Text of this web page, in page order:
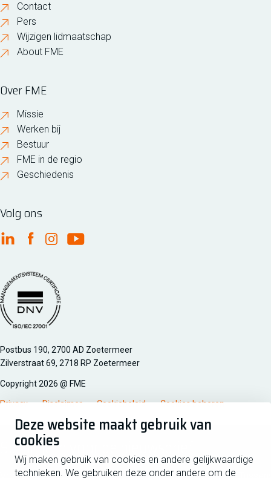
Deze website maakt gebruik van
cookies
Wij maken gebruik van cookies en andere gelijkwaardige
technieken. We gebruiken deze onder andere om de
Contact
Pers
Wijzigen lidmaatschap
About FME
Over FME
Missie
Werken bij
Bestuur
FME in de regio
Geschiedenis
Volg ons
FME Linkedin
FME Facebook
FME Instagram
FME Youtube
Managementsyteem certificatie DNV iso/iec 27001
Postbus 190, 2700 AD Zoetermeer
Zilverstraat 69, 2718 RP Zoetermeer
Copyright 2026 @ FME
Privacy Disclaimer Cookiebeleid Cookies beheren
Schrijf je in voor de nieuwsbrief